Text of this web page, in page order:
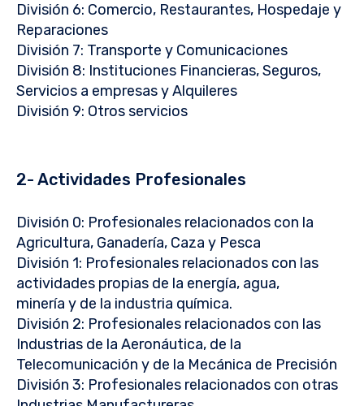
División 6: Comercio, Restaurantes, Hospedaje y
Reparaciones
División 7: Transporte y Comunicaciones
División 8: Instituciones Financieras, Seguros,
Servicios a empresas y Alquileres
División 9: Otros servicios
2- Actividades Profesionales
División 0: Profesionales relacionados con la
Agricultura, Ganadería, Caza y Pesca
División 1: Profesionales relacionados con las
actividades propias de la energía, agua,
minería y de la industria química.
División 2: Profesionales relacionados con las
Industrias de la Aeronáutica, de la
Telecomunicación y de la Mecánica de Precisión
División 3: Profesionales relacionados con otras